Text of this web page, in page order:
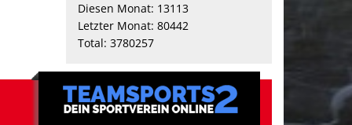
Diesen Monat: 13113
Letzter Monat: 80442
Total: 3780257